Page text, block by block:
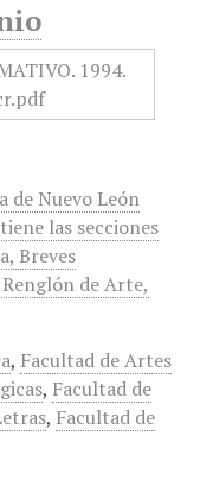
de Nuevo León
las secciones
Breves
de Arte,
, Facultad de Artes
, Facultad de
, Facultad de